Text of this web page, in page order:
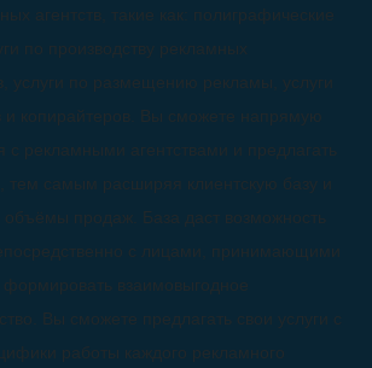
агентств, такие как: полиграфические
по производству рекламных
услуги по размещению рекламы, услуги
и копирайтеров. Вы сможете напрямую
с рекламными агентствами и предлагать
тем самым расширяя клиентскую базу и
объёмы продаж. База даст возможность
с лицами, принимающими
взаимовыгодное
Вы сможете предлагать свои услуги с
работы каждого рекламного